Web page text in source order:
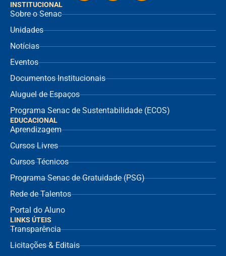
INSTITUCIONAL
Sobre o Senac
Unidades
Notícias
Eventos
Documentos Institucionais
Aluguel de Espaços
Programa Senac de Sustentabilidade (ECOS)
EDUCACIONAL
Aprendizagem
Cursos Livres
Cursos Técnicos
Programa Senac de Gratuidade (PSG)
Rede de Talentos
Portal do Aluno
LINKS ÚTEIS
Transparência
Licitações & Editais